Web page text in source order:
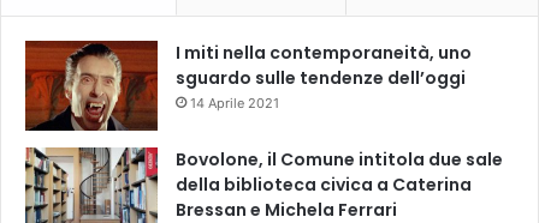
I miti nella contemporaneità, uno
sguardo sulle tendenze dell’oggi
14 Aprile 2021
Bovolone, il Comune intitola due sale
della biblioteca civica a Caterina
Bressan e Michela Ferrari